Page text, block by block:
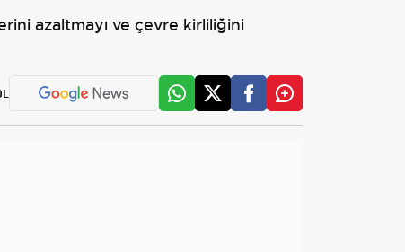
azaltmayı ve çevre kirliliğini